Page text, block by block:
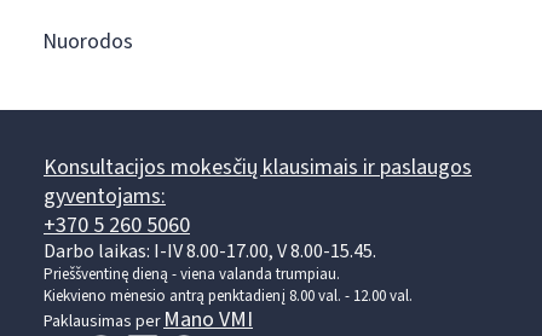
Nuorodos
Konsultacijos mokesčių klausimais ir paslaugos
gyventojams:
+370 5 260 5060
Darbo laikas: I-IV 8.00-17.00, V 8.00-15.45.
Prieššventinę dieną - viena valanda trumpiau.
Kiekvieno mėnesio antrą penktadienį 8.00 val. - 12.00 val.
Paklausimas perMano VMI